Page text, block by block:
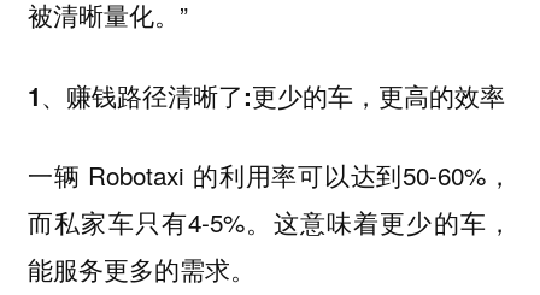
被清晰量化。”
1、赚钱路径清晰了:更少的车，更高的效率
一辆 Robotaxi 的利用率可以达到50-60%，
而私家车只有4-5%。这意味着更少的车，
能服务更多的需求。